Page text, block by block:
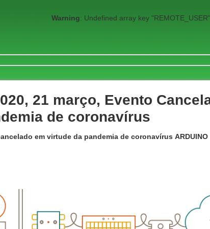
Warning: Undefined array key
21 março, Evento
de coronavírus
em virtude da pandemia de coronavírus ARDUINO